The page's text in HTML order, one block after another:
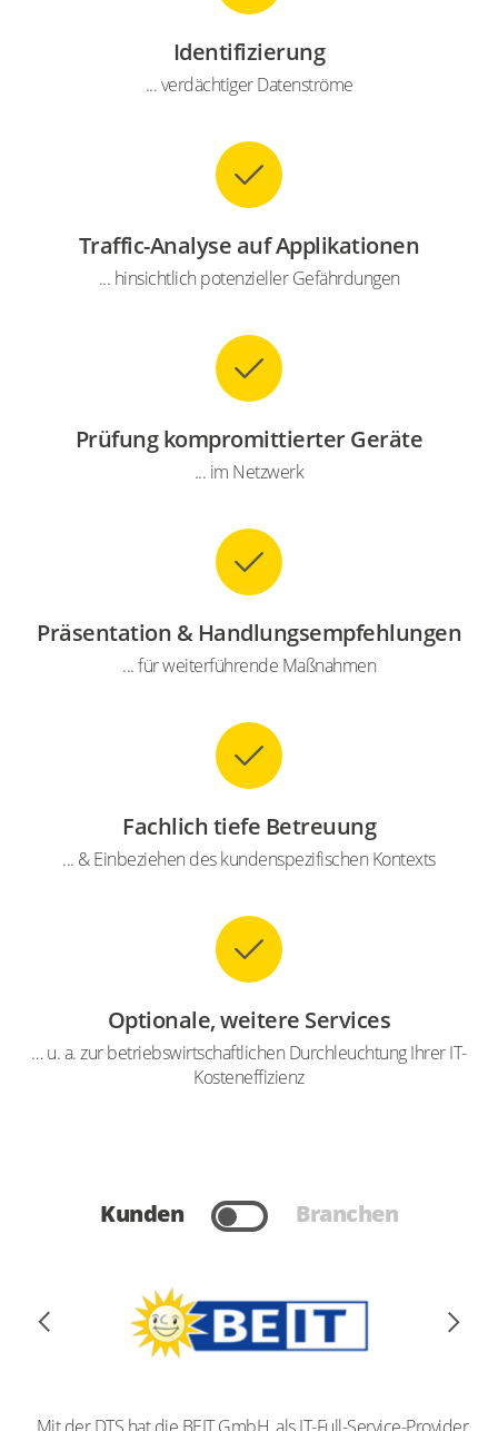
Identifizierung
... verdächtiger Datenströme
Traffic-Analyse auf Applikationen
... hinsichtlich potenzieller Gefährdungen
Prüfung kompromittierter Geräte
... im Netzwerk
Präsentation & Handlungsempfehlungen
... für weiterführende Maßnahmen
Fachlich tiefe Betreuung
... & Einbeziehen des kundenspezifischen Kontexts
Optionale, weitere Services
… u. a. zur betriebswirtschaftlichen Durchleuchtung Ihrer IT-
Kosteneffizienz
Kunden Branchen